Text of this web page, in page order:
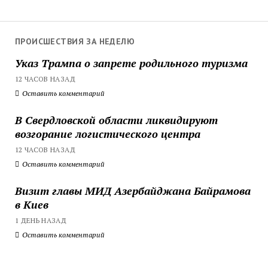
ПРОИСШЕСТВИЯ ЗА НЕДЕЛЮ
Указ Трампа о запрете родильного туризма
12 ЧАСОВ НАЗАД
Оставить комментарий
В Свердловской области ликвидируют
возгорание логистического центра
12 ЧАСОВ НАЗАД
Оставить комментарий
Визит главы МИД Азербайджана Байрамова
в Киев
1 ДЕНЬ НАЗАД
Оставить комментарий